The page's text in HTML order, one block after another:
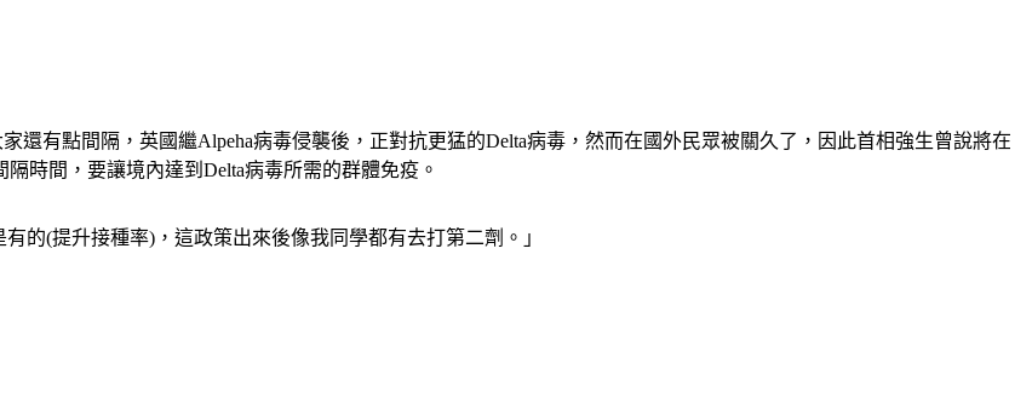
還有點間隔，英國繼Alpeha病毒侵襲後，正對抗更猛的Delta病毒，然而在國外民眾被關久了，因此首相強生曾說將在
時間，要讓境內達到Delta病毒所需的群體免疫。
的(提升接種率)，這政策出來後像我同學都有去打第二劑。」